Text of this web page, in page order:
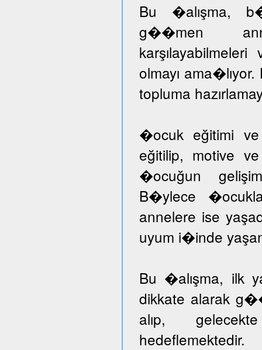
Bu �alışma,
g��men
olmayı
topluma
�ocuk eğitimi ve
eğitilip, motive
�ocuğun
B�ylece
annelere ise
uyum i�inde
Bu �alışma, ilk
dikkate alarak
alıp,
hedeflemektedir.